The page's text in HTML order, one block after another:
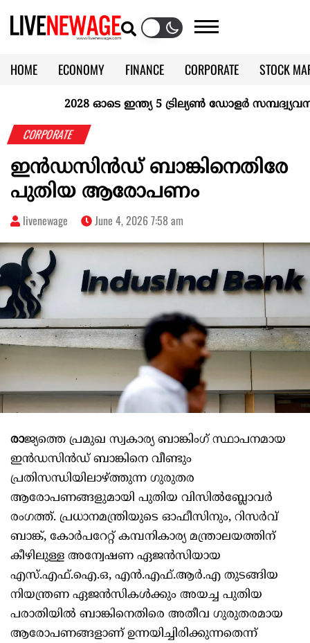
HOME ECONOMY FINANCE CORPORATE
STOCK
KERALA @70
2028 ഓടെ ഇന്ത്യ 5 ട്രില്യണ്‍ ഡോളര്‍
CORPORATE
ഇൻഡസിൻഡ് ബാങ്കിനെതിരേ
പുതിയ ആരോപണം
livenewage June 4, 2026 7:58 am
രാജ്യത്തെ പ്രമുഖ സ്വകാര്യ ബാങ്കിംഗ് സ്ഥാപനമായ
ഇൻഡസിൻഡ് ബാങ്കിനെ വീണ്ടും
പ്രതിസന്ധിയിലാഴ്ത്തുന്ന ഗുരുതര
ആരോപണങ്ങളുമായി പുതിയ വിസിൽബ്ലോവർ
രംഗത്ത്. പ്രധാനമന്ത്രിയുടെ ഓഫീസിനും, റിസർവ്
ബാങ്ക്, കോർപറേറ്റ് കമ്പനികാര്യ മന്ത്രാലയത്തിന്
കീഴിലുള്ള അന്വേഷണ ഏജൻസിയായ
എസ്.എഫ്.ഐ.ഒ, എൻ.എഫ്.ആർ.എ തുടങ്ങിയ
നിയന്ത്രണ ഏജൻസികൾക്കും അയച്ച പുതിയ
പരാതിയിൽ ബാങ്കിനെതിരെ അതീവ ഗുരുതരമായ
ആരോപണങ്ങളാണ് ഉന്നയിച്ചിരിക്കുന്നതെന്ന്